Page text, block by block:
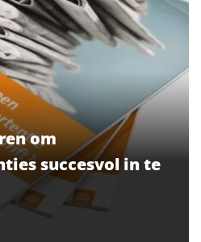
om
succesvol in te